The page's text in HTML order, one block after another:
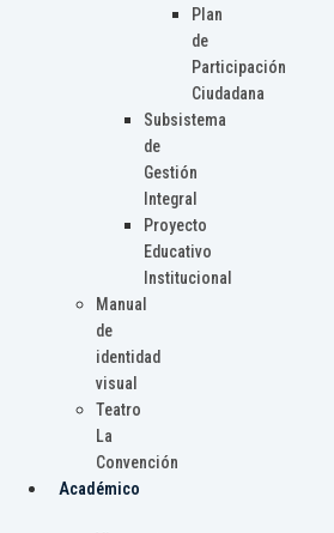
Plan
de
Participación
Ciudadana
Subsistema
de
Gestión
Integral
Proyecto
Educativo
Institucional
Manual
de
identidad
visual
Teatro
La
Convención
Académico